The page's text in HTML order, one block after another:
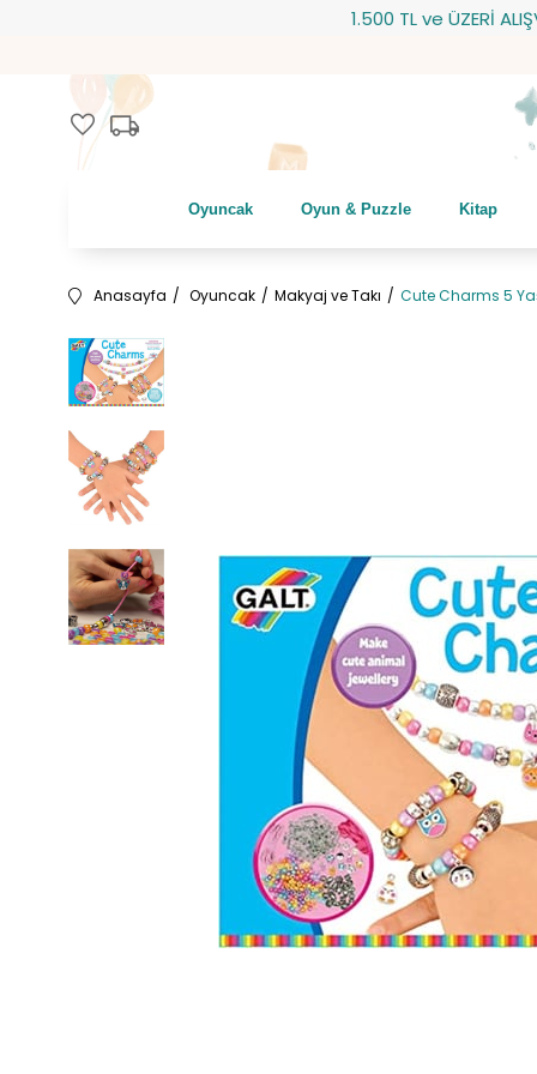
1.500 TL ve ÜZERİ
favorite local_shipping
Oyuncak Oyun & Puzzle Kitap
Anasayfa Oyuncak Makyaj ve Takı Cute Charms 5